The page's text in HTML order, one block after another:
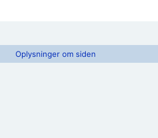
Oplysninger om siden